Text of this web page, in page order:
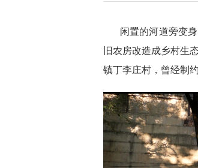
闲置的河道旁变
旧农房改造成乡村生
镇丁李庄村，曾经制